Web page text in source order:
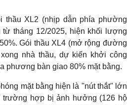
thầu XL2 (nhịp dẫn phía phường
tháng 12/2025, hiện khối lượng
Gói thầu XL4 (mở rộng đường
nhà thầu, dự kiến khởi công
phương bàn giao 80% mặt bằng.
mặt bằng hiện là "nút thắt" lớn
trường hợp bị ảnh hưởng (126 hộ